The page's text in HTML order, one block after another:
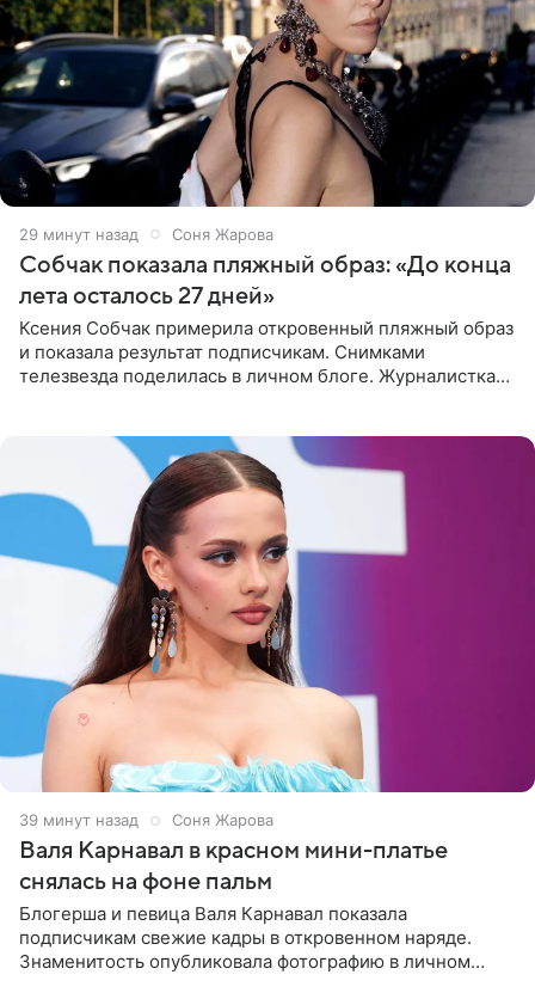
29 минут назад Соня Жарова
Собчак показала пляжный образ: «До конца
лета осталось 27 дней»
Ксения Собчак примерила откровенный пляжный образ
и показала результат подписчикам. Снимками
телезвезда поделилась в личном блоге. Журналистка
39 минут назад Соня Жарова
Валя Карнавал в красном мини-платье
снялась на фоне пальм
Блогерша и певица Валя Карнавал показала
подписчикам свежие кадры в откровенном наряде.
Знаменитость опубликовала фотографию в личном